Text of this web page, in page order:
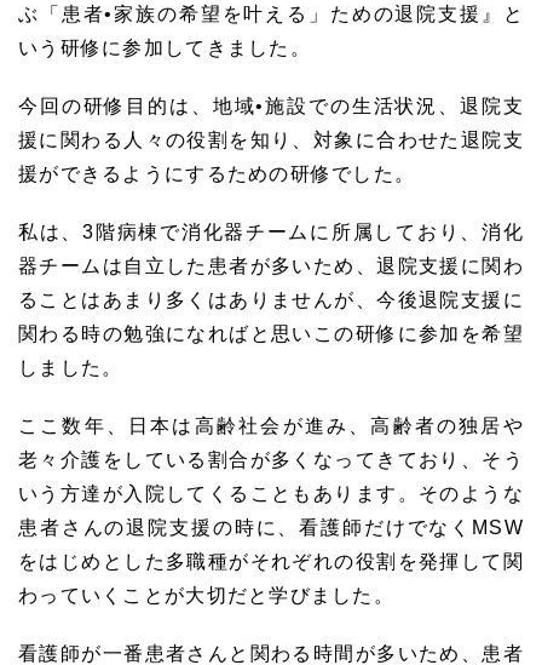
ぶ「患者•家族の希望を叶える」ための退院支援』と
いう研修に参加してきました。
今回の研修目的は、地域•施設での生活状況、退院支
援に関わる人々の役割を知り、対象に合わせた退院支
援ができるようにするための研修でした。
私は、3階病棟で消化器チームに所属しており、消化
器チームは自立した患者が多いため、退院支援に関わ
ることはあまり多くはありませんが、今後退院支援に
関わる時の勉強になればと思いこの研修に参加を希望
しました。
ここ数年、日本は高齢社会が進み、高齢者の独居や
老々介護をしている割合が多くなってきており、そう
いう方達が入院してくることもあります。そのような
患者さんの退院支援の時に、看護師だけでなくMSW
をはじめとした多職種がそれぞれの役割を発揮して関
わっていくことが大切だと学びました。
看護師が一番患者さんと関わる時間が多いため、患者